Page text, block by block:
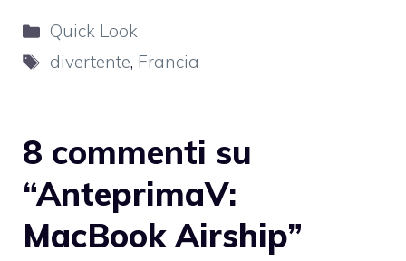
Categorie
Quick Look
Tag
divertente, Francia
8 commenti su
“AnteprimaV:
MacBook Airship”